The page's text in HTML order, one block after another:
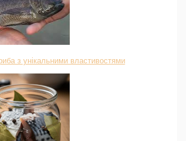
з унікальними властивостями